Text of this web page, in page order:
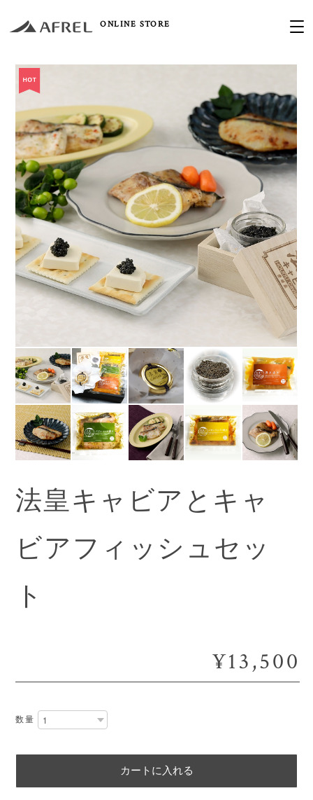
ONLINE STORE
法皇キャビアとキャ
ビアフィッシュセッ
ト
¥13,500
数量
カートに入れる